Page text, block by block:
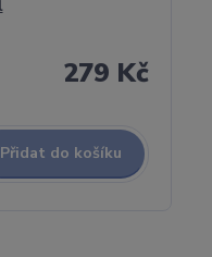
279 Kč
Přidat do košíku